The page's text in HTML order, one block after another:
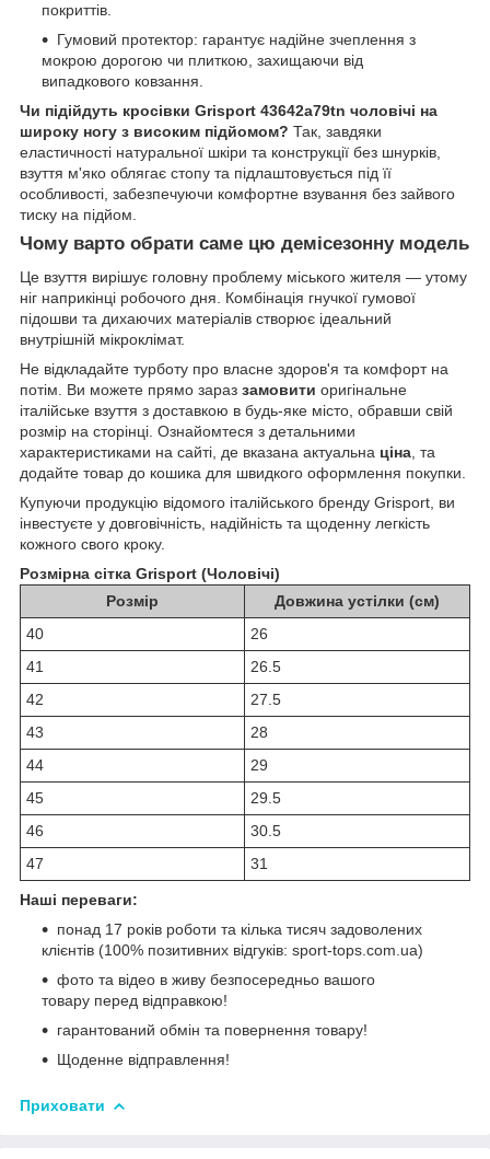
покриттів.
Гумовий протектор: гарантує надійне зчеплення з
мокрою дорогою чи плиткою, захищаючи від
випадкового ковзання.
Чи підійдуть кросівки Grisport 43642a79tn чоловічі на
широку ногу з високим підйомом? Так, завдяки
еластичності натуральної шкіри та конструкції без шнурків,
взуття м'яко облягає стопу та підлаштовується під її
особливості, забезпечуючи комфортне взування без зайвого
тиску на підйом.
Чому варто обрати саме цю демісезонну модель
Це взуття вирішує головну проблему міського жителя — утому
ніг наприкінці робочого дня. Комбінація гнучкої гумової
підошви та дихаючих матеріалів створює ідеальний
внутрішній мікроклімат.
Не відкладайте турботу про власне здоров'я та комфорт на
потім. Ви можете прямо зараз замовити оригінальне
італійське взуття з доставкою в будь-яке місто, обравши свій
розмір на сторінці. Ознайомтеся з детальними
характеристиками на сайті, де вказана актуальна ціна , та
додайте товар до кошика для швидкого оформлення покупки.
Купуючи продукцію відомого італійського бренду Grisport, ви
інвестуєте у довговічність, надійність та щоденну легкість
кожного свого кроку.
Розмірна сітка Grisport (Чоловічі)
Розмір
Довжина устілки (см)
40
26
41
26.5
42
27.5
43
28
44
29
45
29.5
46
30.5
47
31
Наші переваги:
понад 17 років роботи та кілька тисяч задоволених
клієнтів (100% позитивних відгуків: sport-tops.com.ua)
фото та відео в живу безпосередньо вашого
товару перед відправкою!
гарантований обмін та повернення товару!
Щоденне відправлення!
Приховати